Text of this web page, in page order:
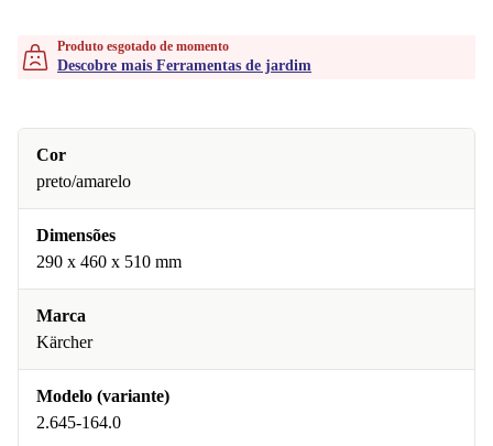
Produto esgotado de momento
Descobre mais Ferramentas de jardim
Cor
preto/amarelo
Dimensões
290 x 460 x 510 mm
Marca
Kärcher
Modelo (variante)
2.645-164.0